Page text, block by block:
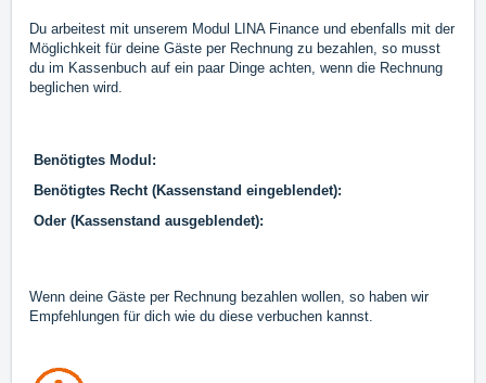
Du arbeitest mit unserem Modul LINA Finance und ebenfalls mit der
Möglichkeit für deine Gäste per Rechnung zu bezahlen, so musst
du im Kassenbuch auf ein paar Dinge achten, wenn die Rechnung
beglichen wird.
Benötigtes Modul:
Benötigtes Recht (Kassenstand eingeblendet):
Oder (Kassenstand ausgeblendet):
Wenn deine Gäste per Rechnung bezahlen wollen, so haben wir
Empfehlungen für dich wie du diese verbuchen kannst.